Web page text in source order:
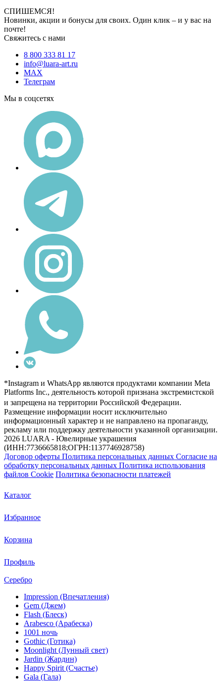
СПИШЕМСЯ!
Новинки, акции и бонусы для своих. Один клик – и у вас на
почте!
Свяжитесь с нами
8 800 333 81 17
info@luara-art.ru
MAX
Телеграм
Мы в соцсетях
*Instagram и WhatsApp являются продуктами компании Meta
Platforms Inc., деятельность которой признана экстремистской
и запрещена на территории Российской Федерации.
Размещение информации носит исключительно
информационный характер и не направлено на пропаганду,
рекламу или поддержку деятельности указанной организации.
2026 LUARA - Ювелирные украшения
(ИНН:7736665818;ОГРН:1137746928758)
Договор оферты Политика персональных данных Согласие на
обработку персональных данных Политика использования
файлов Cookie Политика безопасности платежей
Каталог
Избранное
Корзина
Профиль
Серебро
Impression (Впечатления)
Gem (Джем)
Flash (Блеск)
Arabesco (Арабеска)
1001 ночь
Gothic (Готика)
Moonlight (Лунный свет)
Jardin (Жардин)
Happy Spirit (Счастье)
Gala (Гала)